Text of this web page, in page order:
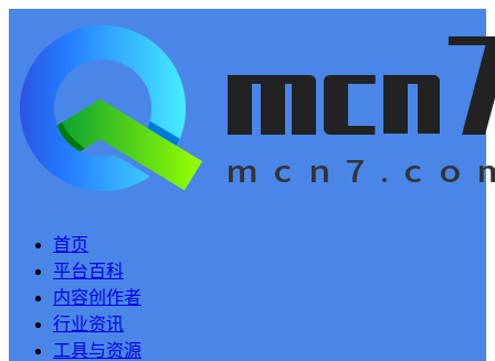
首页
平台百科
内容创作者
行业资讯
工具与资源